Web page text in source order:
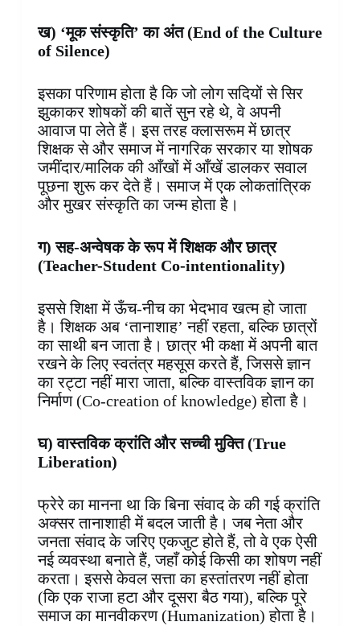
ख) ‘मूक संस्कृति’ का अंत (End of the Culture
of Silence)
इसका परिणाम होता है कि जो लोग सदियों से सिर
झुकाकर शोषकों की बातें सुन रहे थे, वे अपनी
आवाज पा लेते हैं। इस तरह क्लासरूम में छात्र
शिक्षक से और समाज में नागरिक सरकार या शोषक
जमींदार/मालिक की आँखों में आँखें डालकर सवाल
पूछना शुरू कर देते हैं। समाज में एक लोकतांत्रिक
और मुखर संस्कृति का जन्म होता है।
ग) सह-अन्वेषक के रूप में शिक्षक और छात्र
(Teacher-Student Co-intentionality)
इससे शिक्षा में ऊँच-नीच का भेदभाव खत्म हो जाता
है। शिक्षक अब ‘तानाशाह’ नहीं रहता, बल्कि छात्रों
का साथी बन जाता है। छात्र भी कक्षा में अपनी बात
रखने के लिए स्वतंत्र महसूस करते हैं, जिससे ज्ञान
का रट्टा नहीं मारा जाता, बल्कि वास्तविक ज्ञान का
निर्माण (Co-creation of knowledge) होता है।
घ) वास्तविक क्रांति और सच्ची मुक्ति (True
Liberation)
फ्रेरे का मानना था कि बिना संवाद के की गई क्रांति
अक्सर तानाशाही में बदल जाती है। जब नेता और
जनता संवाद के जरिए एकजुट होते हैं, तो वे एक ऐसी
नई व्यवस्था बनाते हैं, जहाँ कोई किसी का शोषण नहीं
करता। इससे केवल सत्ता का हस्तांतरण नहीं होता
(कि एक राजा हटा और दूसरा बैठ गया), बल्कि पूरे
समाज का मानवीकरण (Humanization) होता है।